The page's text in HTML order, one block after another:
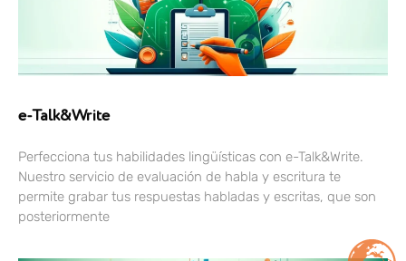
e-Talk&Write
Perfecciona tus habilidades lingüísticas con e-Talk&Write.
Nuestro servicio de evaluación de habla y escritura te
permite grabar tus respuestas habladas y escritas, que son
posteriormente